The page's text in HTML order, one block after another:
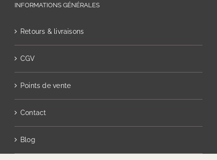
INFORMATIONS GÉNÉRALES
Retours & livraisons
CGV
Points de vente
Contact
Blog